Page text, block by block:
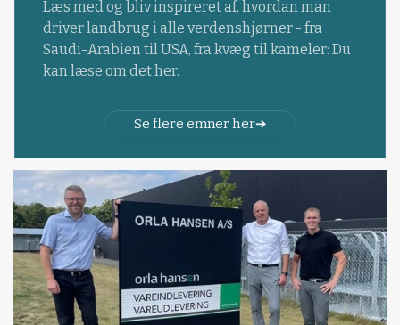
Læs med og bliv inspireret af, hvordan man
driver landbrug i alle verdenshjørner - fra
Saudi-Arabien til USA, fra kvæg til kameler: Du
kan læse om det her.
Se flere emner her